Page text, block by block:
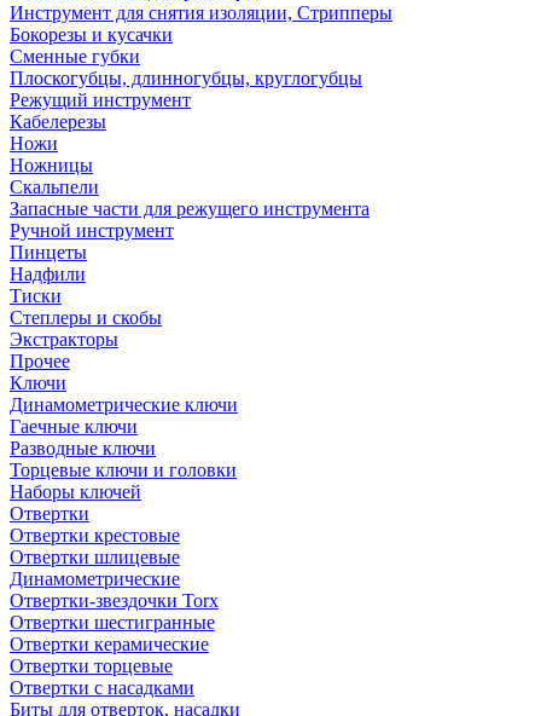
Инструмент для снятия изоляции, Стрипперы
Бокорезы и кусачки
Сменные губки
Плоскогубцы, длинногубцы, круглогубцы
Режущий инструмент
Кабелерезы
Ножи
Ножницы
Скальпели
Запасные части для режущего инструмента
Ручной инструмент
Пинцеты
Надфили
Тиски
Степлеры и скобы
Экстракторы
Прочее
Ключи
Динамометрические ключи
Гаечные ключи
Разводные ключи
Торцевые ключи и головки
Наборы ключей
Отвертки
Отвертки крестовые
Отвертки шлицевые
Динамометрические
Отвертки-звездочки Torx
Отвертки шестигранные
Отвертки керамические
Отвертки торцевые
Отвертки с насадками
Биты для отверток, насадки